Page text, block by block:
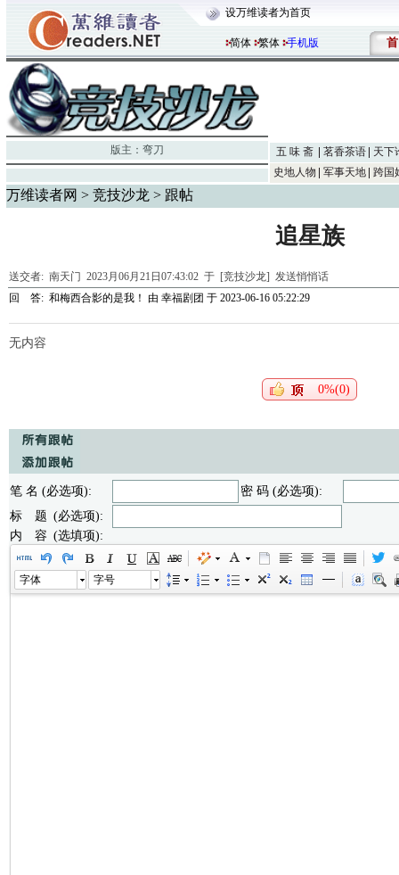
设万维读者为首页
简体 繁体 手机版 首
版主： 弯刀 五 味 斋 茗香茶语
天下
史地人物
军事天地 跨国
万维读者网 > 竞技沙龙 > 跟帖
追星族
送交者: 南天门 2023月06月21日07:43:02 于 [竞技沙龙] 发送悄悄话
回 答: 和梅西合影的是我！ 由 幸福剧团 于 2023-06-16 05:22:29
无内容
0%(0)
笔 名 (必选项):
密 码 (必选项):
标 题 (必选项):
内 容 (选填项):
字体 字号